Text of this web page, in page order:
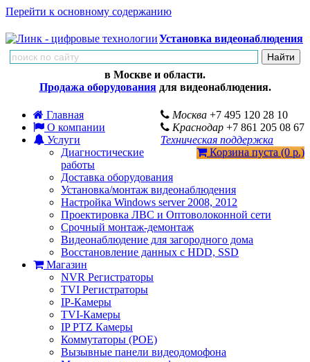
Перейти к основному содержанию
Установка видеонаблюдения
в Москве и области.
Продажа оборудованиядля видеонаблюдения.
Москва +7 495 120 28 10
Краснодар +7 861 205 08 67
Техническая поддержка
Корзина пуста (0 р.)
Главная
О компании
Услуги
Диагностические
работы
Доставка оборудования
Установка/монтаж видеонаблюдения
Настройка Windows server 2008, 2012
Проектировка ЛВС и Оптоволоконной сети
Срочный монтаж-демонтаж
Видеонаблюдение для загородного дома
Восстановление данных с HDD, SSD
Магазин
NVR Регистраторы
TVI Регистраторы
IP-Камеры
TVI-Камеры
IP PTZ Камеры
Коммутаторы (POE)
Вызывные панели видеодомофона